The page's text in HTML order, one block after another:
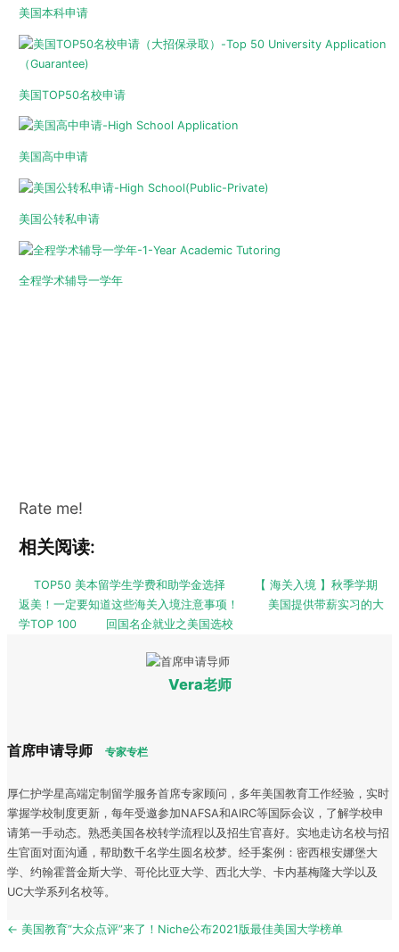
美国本科申请
美国TOP50名校申请
美国高中申请
美国公转私申请
全程学术辅导一学年
Rate me!
相关阅读:
TOP50 美本留学生学费和助学金选择
【 海关入境 】秋季学期
返美！一定要知道这些海关入境注意事项！
美国提供带薪实习的大
学TOP 100
回国名企就业之美国选校
Vera老师
首席申请导师 专家专栏
厚仁护学星高端定制留学服务首席专家顾问，多年美国教育工作经验，实时
掌握学校制度更新，每年受邀参加NAFSA和AIRC等国际会议，了解学校申
请第一手动态。熟悉美国各校转学流程以及招生官喜好。实地走访名校与招
生官面对面沟通，帮助数千名学生圆名校梦。经手案例：密西根安娜堡大
学、约翰霍普金斯大学、哥伦比亚大学、西北大学、卡内基梅隆大学以及
UC大学系列名校等。
Post
← 美国教育“大众点评”来了！Niche公布2021版最佳美国大学榜单